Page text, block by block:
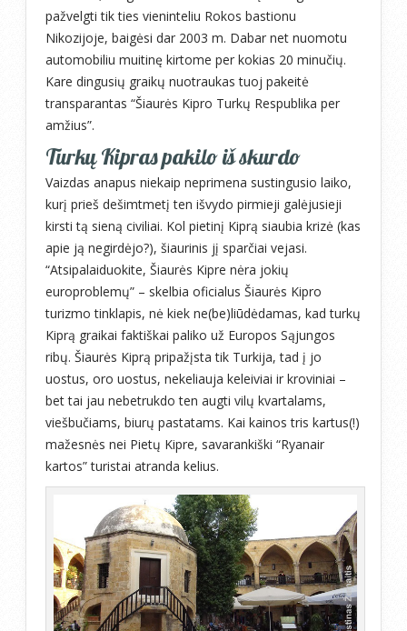
pažvelgti tik ties vieninteliu Rokos bastionu
Nikozijoje, baigėsi dar 2003 m. Dabar net nuomotu
automobiliu muitinę kirtome per kokias 20 minučių.
Kare dingusių graikų nuotraukas tuoj pakeitė
transparantas “Šiaurės Kipro Turkų Respublika per
amžius”.
Turkų Kipras pakilo iš skurdo
Vaizdas anapus niekaip neprimena sustingusio laiko,
kurį prieš dešimtmetį ten išvydo pirmieji galėjusieji
kirsti tą sieną civiliai. Kol pietinį Kiprą siaubia krizė (kas
apie ją negirdėjo?), šiaurinis jį sparčiai vejasi.
“Atsipalaiduokite, Šiaurės Kipre nėra jokių
europroblemų” – skelbia oficialus Šiaurės Kipro
turizmo tinklapis, nė kiek ne(be)liūdėdamas, kad turkų
Kiprą graikai faktiškai paliko už Europos Sąjungos
ribų. Šiaurės Kiprą pripažįsta tik Turkija, tad į jo
uostus, oro uostus, nekeliauja keleiviai ir kroviniai –
bet tai jau nebetrukdo ten augti vilų kvartalams,
viešbučiams, biurų pastatams. Kai kainos tris kartus(!)
mažesnės nei Pietų Kipre, savarankiški “Ryanair
kartos” turistai atranda kelius.